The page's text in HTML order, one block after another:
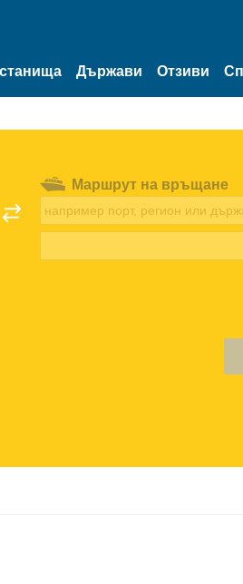
Държави Отзиви
Маршрут на връщане